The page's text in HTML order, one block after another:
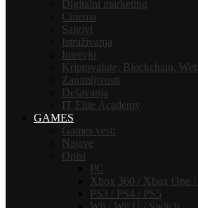
Digitalni marketing
Cinema
Sajtovi
Istraživanja
Intervju
Kriptovalute, Blockchain,
Zanimljivosti
Dešavanja
IT Elite Academy
GAMES
Games vesti
Najave
Opisi
PC
Xbox 360 / Xbox One
PS3 / PS4 / PS5